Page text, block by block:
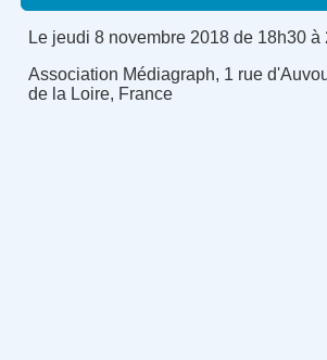
Le jeudi 8 novembre 2018 de 18h30 à
Association Médiagraph, 1 rue
de la Loire, France